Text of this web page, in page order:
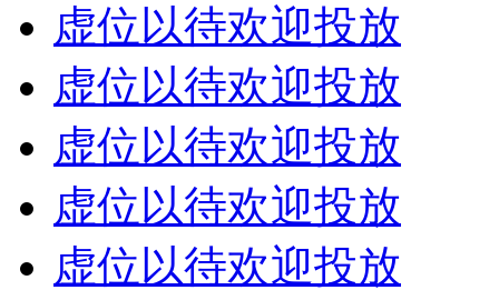
虚位以待欢迎投放
虚位以待欢迎投放
虚位以待欢迎投放
虚位以待欢迎投放
虚位以待欢迎投放